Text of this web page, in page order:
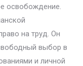
освобождение.
на труд. Он
выбор в
и личной